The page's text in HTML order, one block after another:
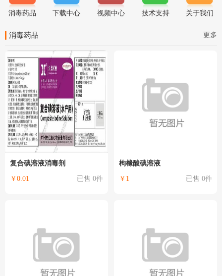
消毒药品 下载中心 视频中心 技术支持 关于我们
消毒药品 更多
复合碘溶液消毒剂
￥0.01 已售 0件
枸橼酸碘溶液
￥1 已售 0件